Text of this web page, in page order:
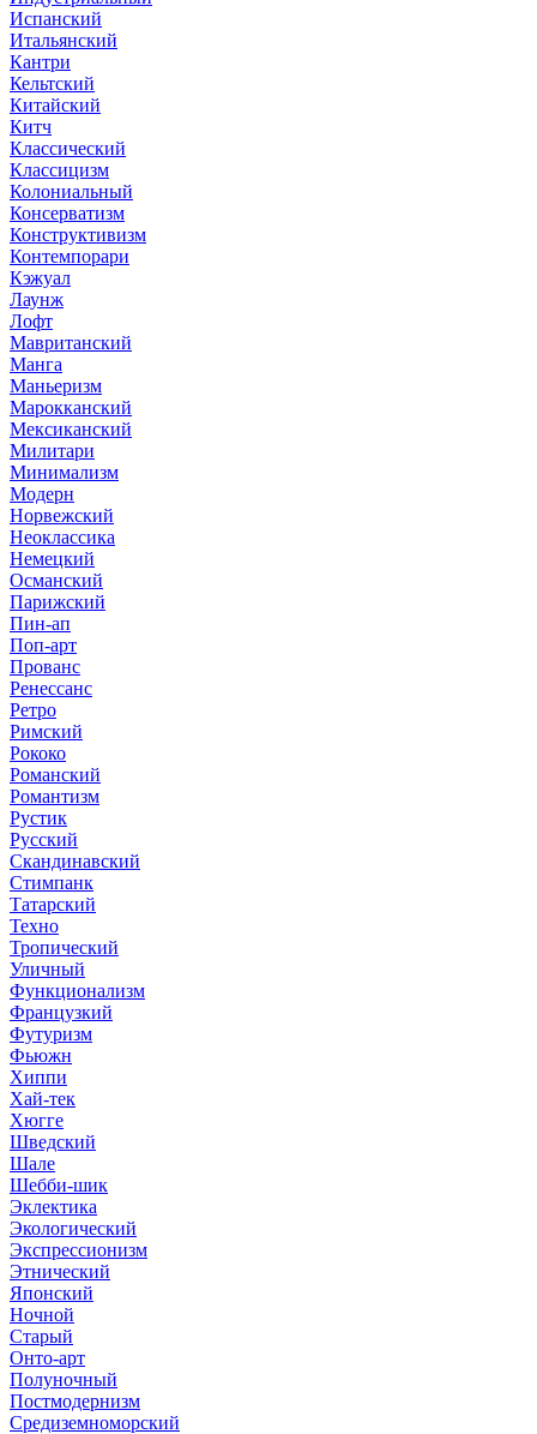
Испанский
Итальянский
Кантри
Кельтский
Китайский
Китч
Классический
Классицизм
Колониальный
Консерватизм
Конструктивизм
Контемпорари
Кэжуал
Лаунж
Лофт
Мавританский
Манга
Маньеризм
Марокканский
Мексиканский
Милитари
Минимализм
Модерн
Норвежский
Неоклассика
Немецкий
Османский
Парижский
Пин-ап
Поп-арт
Прованс
Ренессанс
Ретро
Римский
Рококо
Романский
Романтизм
Рустик
Русский
Скандинавский
Стимпанк
Татарский
Техно
Тропический
Уличный
Функционализм
Французкий
Футуризм
Фьюжн
Хиппи
Хай-тек
Хюгге
Шведский
Шале
Шебби-шик
Эклектика
Экологический
Экспрессионизм
Этнический
Японский
Ночной
Старый
Онто-арт
Полуночный
Постмодернизм
Средиземноморский